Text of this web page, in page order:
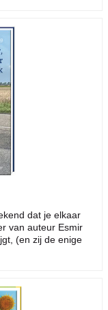
dat je elkaar
van auteur Esmir
(en zij de enige